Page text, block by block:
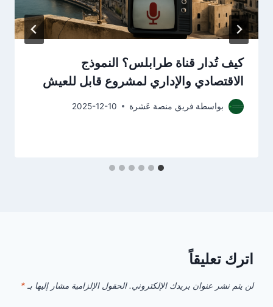
كيف تُدار قناة طرابلس؟ النموذج
الاقتصادي والإداري لمشروع قابل للعيش
بواسطة فريق منصة عَشرة 2025-12-10
اترك تعليقاً
لن يتم نشر عنوان بريدك الإلكتروني. الحقول الإلزامية مشار إليها بـ *